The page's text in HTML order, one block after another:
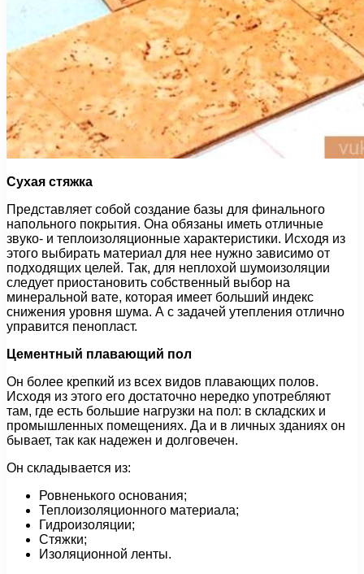
Сухая стяжка
Представляет собой создание базы для финального
напольного покрытия. Она обязаны иметь отличные
звуко- и теплоизоляционные характеристики. Исходя из
этого выбирать материал для нее нужно зависимо от
подходящих целей. Так, для неплохой шумоизоляции
следует приостановить собственный выбор на
минеральной вате, которая имеет больший индекс
снижения уровня шума. А с задачей утепления отлично
управится пенопласт.
Цементный плавающий пол
Он более крепкий из всех видов плавающих полов.
Исходя из этого его достаточно нередко употребляют
там, где есть большие нагрузки на пол: в складских и
промышленных помещениях. Да и в личных зданиях он
бывает, так как надежен и долговечен.
Он складывается из:
Ровненького основания;
Теплоизоляционного материала;
Гидроизоляции;
Стяжки;
Изоляционной ленты.